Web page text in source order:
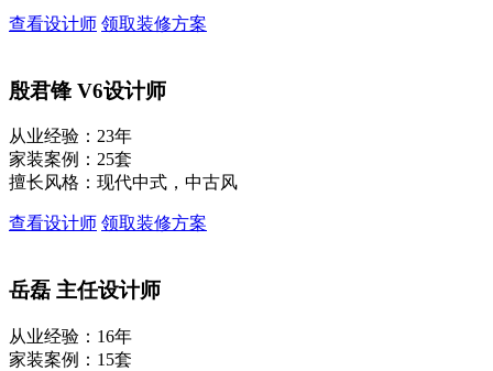
查看设计师 领取装修方案
殷君锋 V6设计师
从业经验：23年
家装案例：25套
擅长风格：现代中式，中古风
查看设计师 领取装修方案
岳磊 主任设计师
从业经验：16年
家装案例：15套